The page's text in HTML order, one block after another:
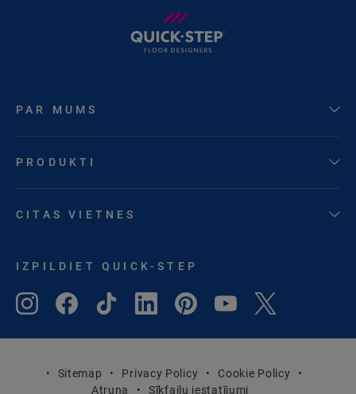
PAR MUMS
PRODUKTI
CITAS VIETNES
IZPILDIET QUICK-STEP
Sitemap Privacy Policy
Cookie Policy
Atruna
Sīkfailu iestatījumi